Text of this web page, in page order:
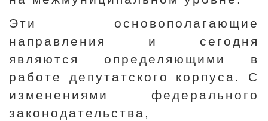
Эти основополагающие
направления и сегодня
являются определяющими в
работе депутатского корпуса. С
изменениями федерального
законодательства,